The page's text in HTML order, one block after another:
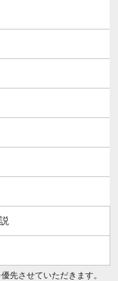
先させていただきます。